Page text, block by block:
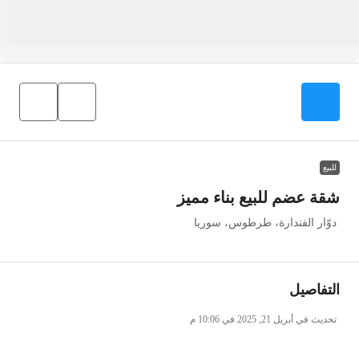
للبيع
شقة عضم للبيع بناء مميز
دوّار الفندارة، طرطوس، سوريا
التفاصيل
تحديث في أبريل 21, 2025 في 10:06 م